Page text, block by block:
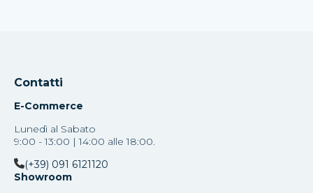
Contatti
E-Commerce
Lunedì al Sabato
9:00 - 13:00 | 14:00 alle 18:00.
(+39) 091 6121120
Showroom